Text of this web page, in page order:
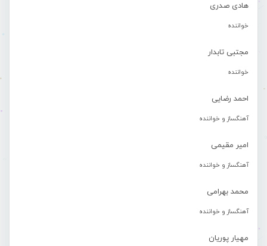
هادی صدری
خواننده
مجتبی تابدار
خواننده
احمد رضایی
آهنگساز و خواننده
امیر مقیمی
آهنگساز و خواننده
محمد بهرامی
آهنگساز و خواننده
مهیار پوریان